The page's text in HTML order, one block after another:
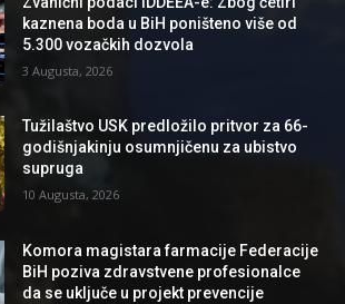
kaznena boda u BiH poništeno više od
5.300 vozačkih dozvola
3 Augusta, 2026
Tužilaštvo USK predložilo pritvor za 66-
godišnjakinju osumnjičenu za ubistvo
supruga
10 Augusta, 2026
Komora magistara farmacije Federacije
BiH poziva zdravstvene profesionalce
da se uključe u projekt prevencije